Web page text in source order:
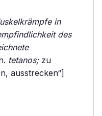
in
des
tetanos;zu
ausstrecken“]